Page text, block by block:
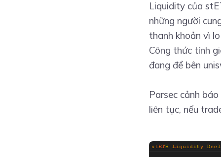
Liquidity của
những người
thanh khoản vì
Công thức tính
đang để bên
Parsec cảnh
liên tục, nếu